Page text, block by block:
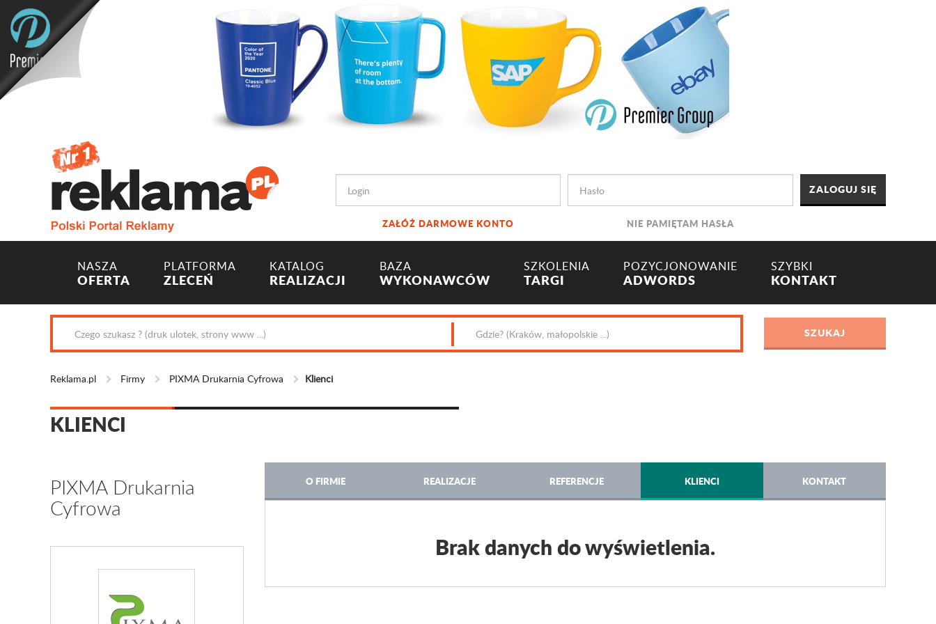
ZAŁÓŻ DARMOWE KONTO NIE PAMIĘTAM HASŁA
NASZA
OFERTA
PLATFORMA
ZLECEŃ
KATALOG
REALIZACJI
BAZA
WYKONAWCÓW
SZKOLENIA
TARGI
POZYCJONOWANIE
ADWORDS
SZYBKI
KONTAKT
Reklama.pl Firmy PIXMA Drukarnia Cyfrowa Klienci
KLIENCI
PIXMA Drukarnia
Cyfrowa
O FIRMIE REALIZACJE REFERENCJE KLIENCI KONTAKT
Brak danych do wyświetlenia.